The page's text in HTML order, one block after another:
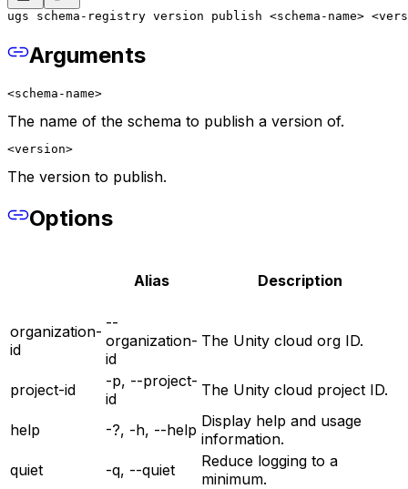
ugs schema-registry version publish <schema-name>
Arguments
<schema-name>
The name of the schema to publish a version of.
<version>
The version to publish.
Options
Alias Description
organization-
id
--
organization-
id
The Unity cloud org ID.
project-id
-p, --project-
id
The Unity cloud project ID.
help -?, -h, --help Display help and usage
information.
quiet
-q, --quiet
Reduce logging to a
minimum.